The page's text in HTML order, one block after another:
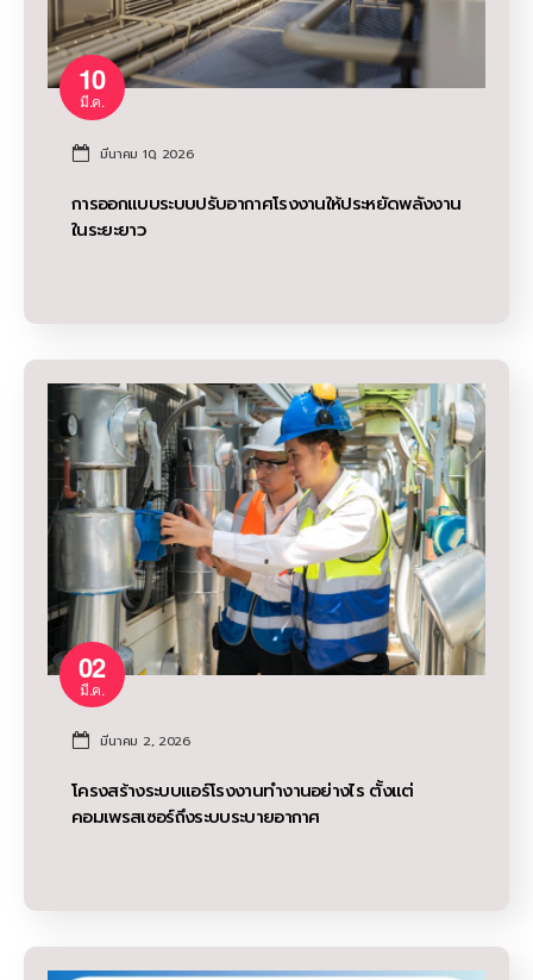
10
มี.ค.
มีนาคม 10, 2026
การออกแบบระบบปรับอากาศโรงงานให้ประหยัดพลังงาน
ในระยะยาว
02
มี.ค.
มีนาคม 2, 2026
โครงสร้างระบบแอร์โรงงานทำงานอย่างไร ตั้งแต่
คอมเพรสเซอร์ถึงระบบระบายอากาศ